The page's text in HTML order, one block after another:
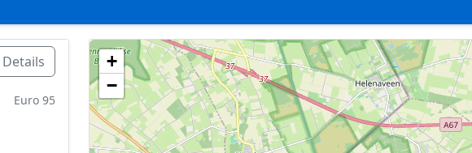
Geen tankstations met locatiegegevens gevonden.
De kaart kan niet worden weergegeven zonder GPS coördinaten.
+
−
Details
Euro 95